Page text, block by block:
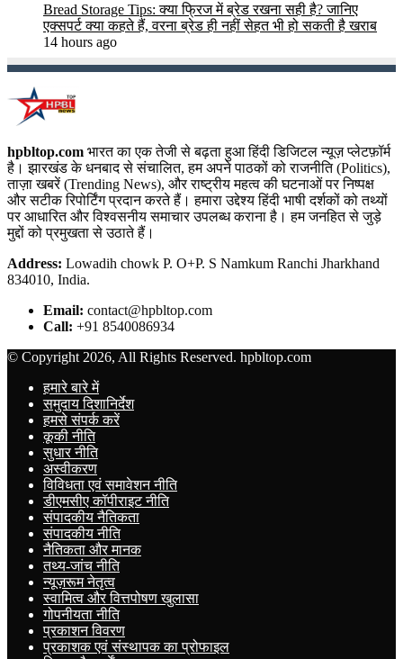
Bread Storage Tips: क्या फ्रिज में ब्रेड रखना सही है? जानिए
एक्सपर्ट क्या कहते हैं, वरना ब्रेड ही नहीं सेहत भी हो सकती है खराब
14 hours ago
hpbltop.com भारत का एक तेजी से बढ़ता हुआ हिंदी डिजिटल न्यूज़ प्लेटफ़ॉर्म
है। झारखंड के धनबाद से संचालित, हम अपने पाठकों को राजनीति (Politics),
ताज़ा खबरें (Trending News), और राष्ट्रीय महत्व की घटनाओं पर निष्पक्ष
और सटीक रिपोर्टिंग प्रदान करते हैं। हमारा उद्देश्य हिंदी भाषी दर्शकों को तथ्यों
पर आधारित और विश्वसनीय समाचार उपलब्ध कराना है। हम जनहित से जुड़े
मुद्दों को प्रमुखता से उठाते हैं।
Address: Lowadih chowk P. O+P. S Namkum Ranchi Jharkhand
834010, India.
Email: contact@hpbltop.com
Call: +91 8540086934
© Copyright 2026, All Rights Reserved. hpbltop.com
हमारे बारे में
समुदाय दिशानिर्देश
हमसे संपर्क करें
कूकी नीति
सुधार नीति
अस्वीकरण
विविधता एवं समावेशन नीति
डीएमसीए कॉपीराइट नीति
संपादकीय नैतिकता
संपादकीय नीति
नैतिकता और मानक
तथ्य-जांच नीति
न्यूज़रूम नेतृत्व
स्वामित्व और वित्तपोषण खुलासा
गोपनीयता नीति
प्रकाशन विवरण
प्रकाशक एवं संस्थापक का प्रोफाइल